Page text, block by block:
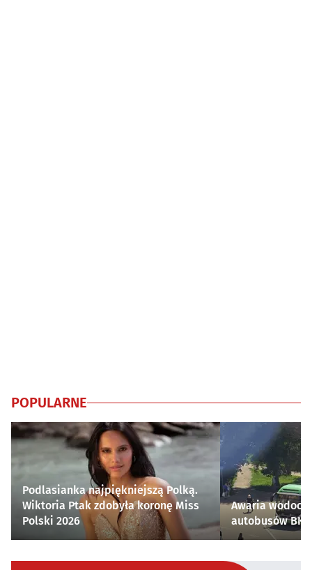
POPULARNE
Podlasianka najpiękniejszą Polką.
Wiktoria Ptak zdobyła koronę Miss
Polski 2026
Awaria
autobusów